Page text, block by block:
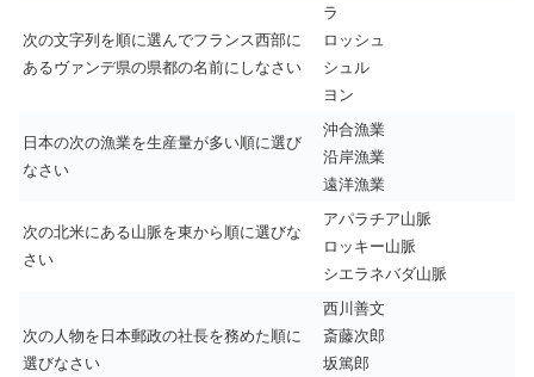
次の文字列を順に選んでフランス西部に
あるヴァンデ県の県都の名前にしなさい
ラ
ロッシュ
シュル
ヨン
日本の次の漁業を生産量が多い順に選び
なさい
沖合漁業
沿岸漁業
遠洋漁業
次の北米にある山脈を東から順に選びな
さい
アパラチア山脈
ロッキー山脈
シエラネバダ山脈
次の人物を日本郵政の社長を務めた順に
選びなさい
西川善文
斎藤次郎
坂篤郎